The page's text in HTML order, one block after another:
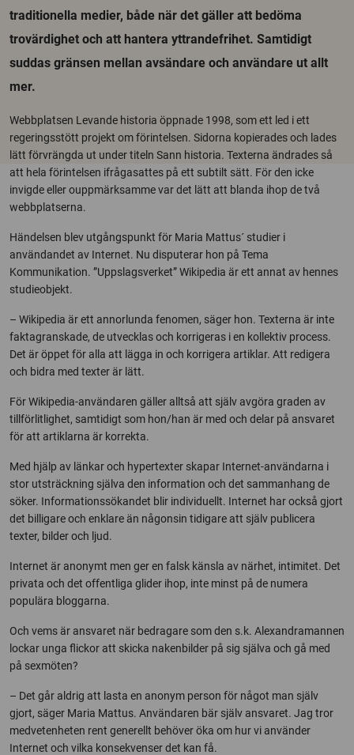
traditionella medier, både när det gäller att bedöma
trovärdighet och att hantera yttrandefrihet. Samtidigt
suddas gränsen mellan avsändare och användare ut allt
mer.
Webbplatsen Levande historia öppnade 1998, som ett led i ett
regeringsstött projekt om förintelsen. Sidorna kopierades och lades
lätt förvrängda ut under titeln Sann historia. Texterna ändrades så
att hela förintelsen ifrågasattes på ett subtilt sätt. För den icke
invigde eller ouppmärksamme var det lätt att blanda ihop de två
webbplatserna.
Händelsen blev utgångspunkt för Maria Mattus´ studier i
användandet av Internet. Nu disputerar hon på Tema
Kommunikation. ”Uppslagsverket” Wikipedia är ett annat av hennes
studieobjekt.
– Wikipedia är ett annorlunda fenomen, säger hon. Texterna är inte
faktagranskade, de utvecklas och korrigeras i en kollektiv process.
Det är öppet för alla att lägga in och korrigera artiklar. Att redigera
och bidra med texter är lätt.
För Wikipedia-användaren gäller alltså att själv avgöra graden av
tillförlitlighet, samtidigt som hon/han är med och delar på ansvaret
för att artiklarna är korrekta.
Med hjälp av länkar och hypertexter skapar Internet-användarna i
stor utsträckning själva den information och det sammanhang de
söker. Informationssökandet blir individuellt. Internet har också gjort
det billigare och enklare än någonsin tidigare att själv publicera
texter, bilder och ljud.
Internet är anonymt men ger en falsk känsla av närhet, intimitet. Det
privata och det offentliga glider ihop, inte minst på de numera
populära bloggarna.
Och vems är ansvaret när bedragare som den s.k. Alexandramannen
lockar unga flickor att skicka nakenbilder på sig själva och gå med
på sexmöten?
– Det går aldrig att lasta en anonym person för något man själv
gjort, säger Maria Mattus. Användaren bär själv ansvaret. Jag tror
medvetenheten rent generellt behöver öka om hur vi använder
Internet och vilka konsekvenser det kan få.